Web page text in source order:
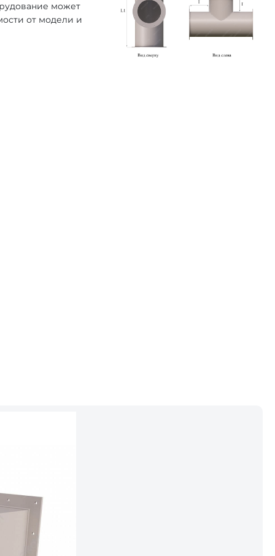
может
от модели и